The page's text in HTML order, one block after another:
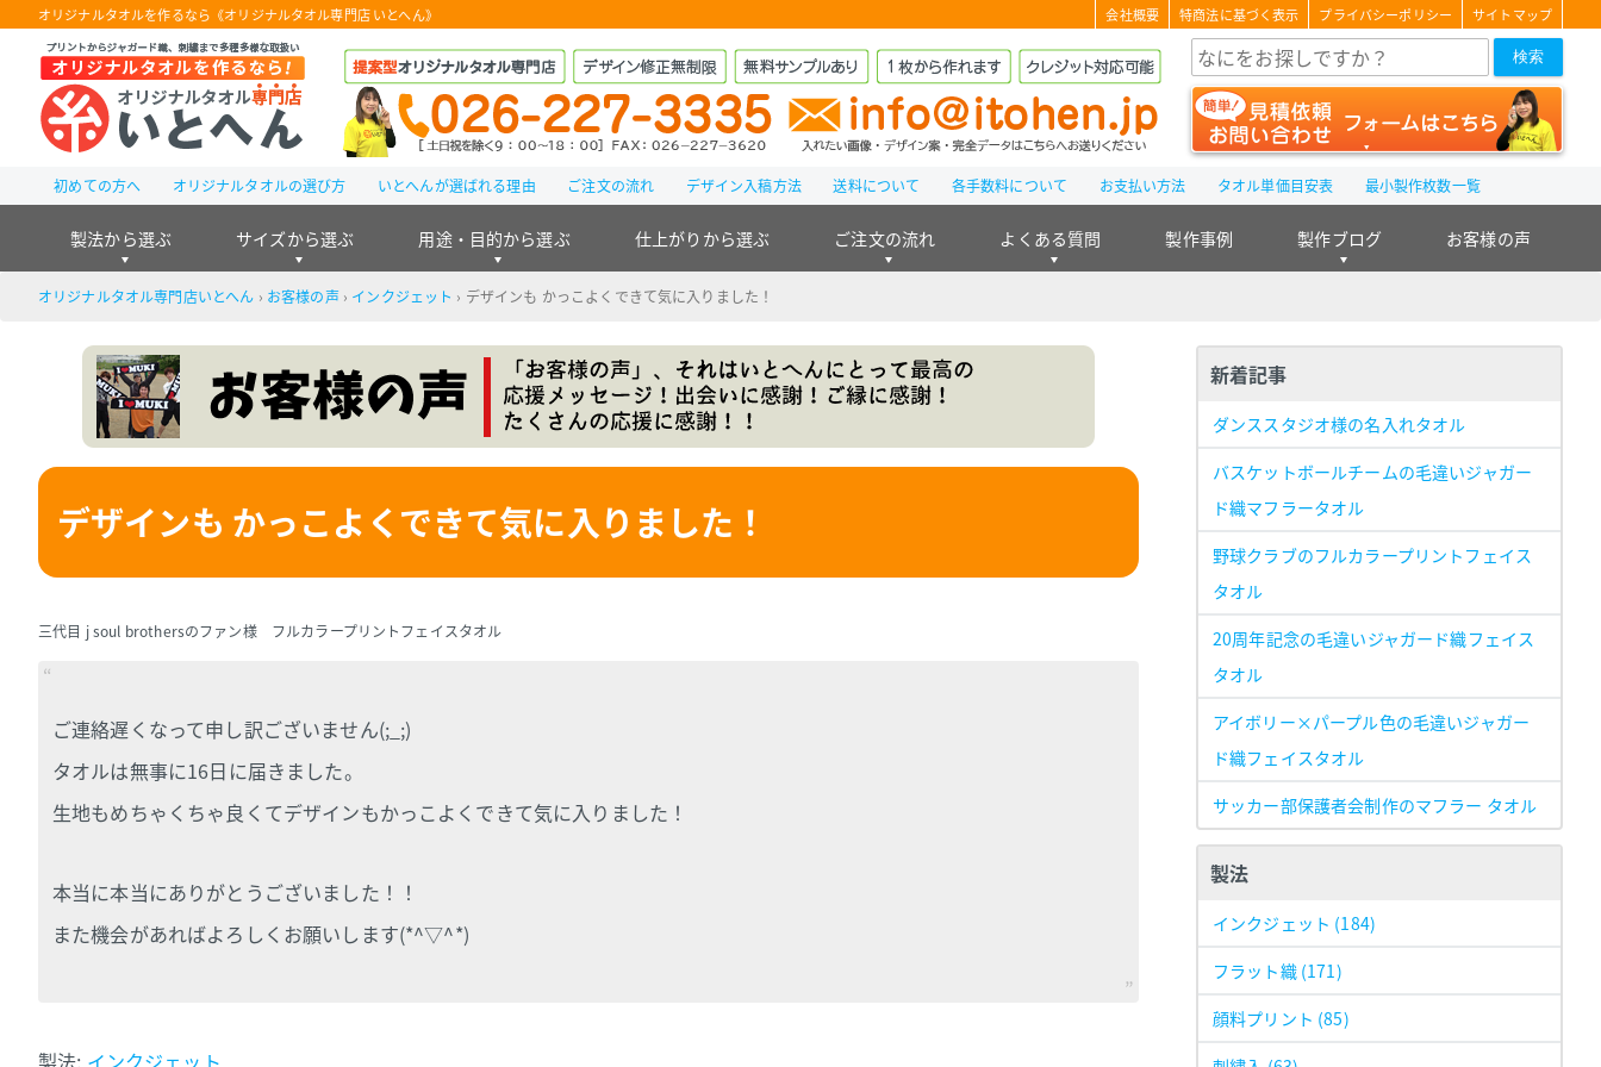
オリジナルタオルを作るなら《オリジナルタオル専門店 いとへん》 会社概要 特商法に基づく表示 プライバシーポリシー サイトマップ
検索
初めての方へ オリジナルタオルの選び方 いとへんが選ばれる理由 ご注文の流れ デザイン入稿方法 送料について 各手数料について お支払い方法 タオル単価目安表 最小製作枚数一覧
製法から選ぶ サイズから選ぶ 用途・目的から選ぶ 仕上がりから選ぶ ご注文の流れ よくある質問 製作事例 製作ブログ お客様の声
オリジナルタオル専門店いとへん › お客様の声 › インクジェット › デザインも かっこよくできて気に入りました！
デザインも かっこよくできて気に入りました！
三代目 j soul brothersのファン様 フルカラープリントフェイスタオル
ご連絡遅くなって申し訳ございません(;_;)
タオルは無事に16日に届きました。
生地もめちゃくちゃ良くてデザインもかっこよくできて気に入りました！
本当に本当にありがとうございました！！
また機会があればよろしくお願いします(*^▽^*)
製法: インクジェット
新着記事
ダンススタジオ様の名入れタオル
バスケットボールチームの毛違いジャガー
ド織マフラータオル
野球クラブのフルカラープリントフェイス
タオル
20周年記念の毛違いジャガード織フェイス
タオル
アイボリー×パープル色の毛違いジャガー
ド織フェイスタオル
サッカー部保護者会制作のマフラー タオル
製法
インクジェット (184)
フラット織 (171)
顔料プリント (85)